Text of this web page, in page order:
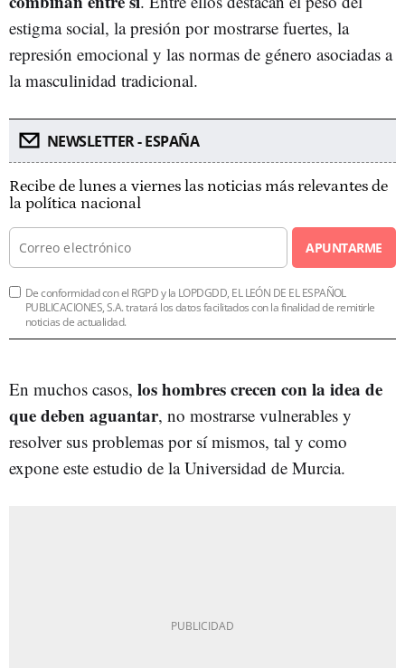
estigma social, la presión por mostrarse fuertes, la
represión emocional y las normas de género asociadas a
la masculinidad tradicional.
NEWSLETTER - ESPAÑA
Recibe de lunes a viernes las noticias más relevantes de
la política nacional
APUNTARME
De conformidad con el RGPD y la LOPDGDD, EL LEÓN DE EL ESPAÑOL
PUBLICACIONES, S.A. tratará los datos facilitados con la finalidad de remitirle
noticias de actualidad.
En muchos casos, los hombres crecen con la idea de
que deben aguantar, no mostrarse vulnerables y
resolver sus problemas por sí mismos, tal y como
expone este estudio de la Universidad de Murcia.